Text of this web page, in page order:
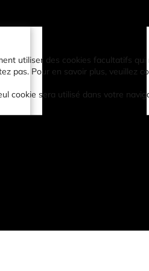
utiliser des cookies facultatifs
pas. Pour en savoir plus, veuillez
cookie sera utilisé dans votre